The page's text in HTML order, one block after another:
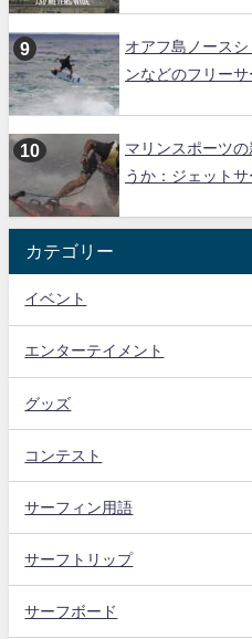
オアフ島ノース
ンなどのフリー
マリンスポーツ
うか：ジェットサ
カテゴリー
イベント
エンターテイメント
グッズ
コンテスト
サーフィン用語
サーフトリップ
サーフボード